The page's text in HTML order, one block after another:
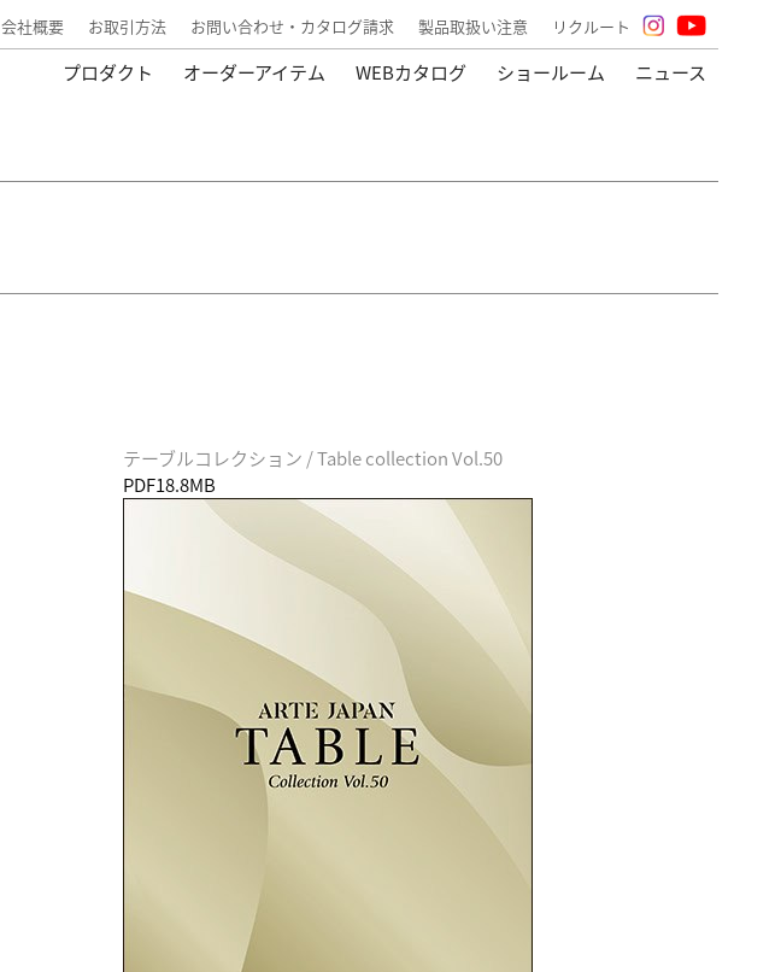
会社概要 お取引方法 お問い合わせ・カタログ請求 製品取扱い注意 リクルート
プロダクト オーダーアイテム WEBカタログ ショールーム ニュース
テーブルコレクション / Table collection Vol.50
PDF18.8MB